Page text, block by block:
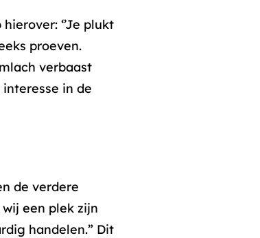
‘’Je plukt
proeven.
verbaast
in de
de verdere
een plek zijn
handelen.” Dit